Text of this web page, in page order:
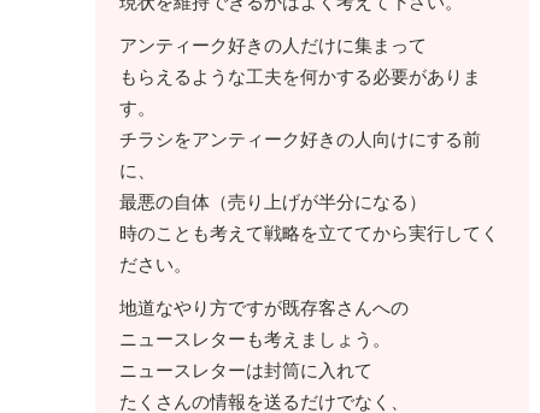
アンティーク好きの人だけに集まって
もらえるような工夫を何かする必要がありま
す。
チラシをアンティーク好きの人向けにする前
に、
最悪の自体（売り上げが半分になる）
時のことも考えて戦略を立ててから実行してく
ださい。
地道なやり方ですが既存客さんへの
ニュースレターも考えましょう。
ニュースレターは封筒に入れて
たくさんの情報を送るだけでなく、